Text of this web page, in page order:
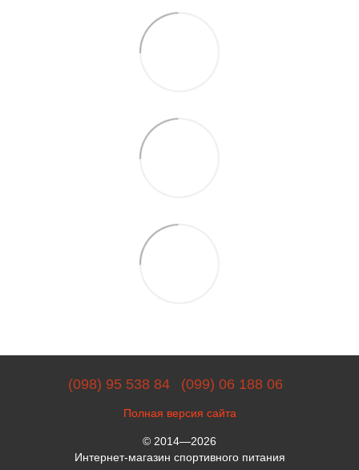
(098) 95 538 84 (099) 06 188 06
Полная версия сайта
© 2014—2026
Интернет-магазин спортивного питания